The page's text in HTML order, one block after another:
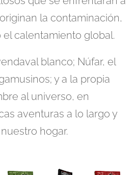
la contaminación,
calentamiento global.
blanco; Núfar, el
y a la propia
al universo, en
aventuras a lo largo y
hogar.